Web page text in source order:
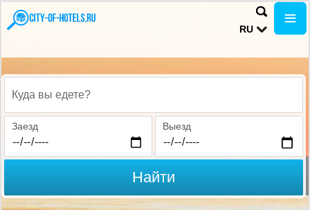
RU
Куда вы едете?
Заезд Выезд
Найти